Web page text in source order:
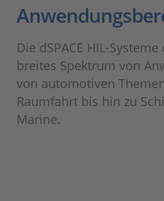
Die dSPACE HIL-
breites Spektrum von
von automotiven
Raumfahrt bis hin zu
Marine.